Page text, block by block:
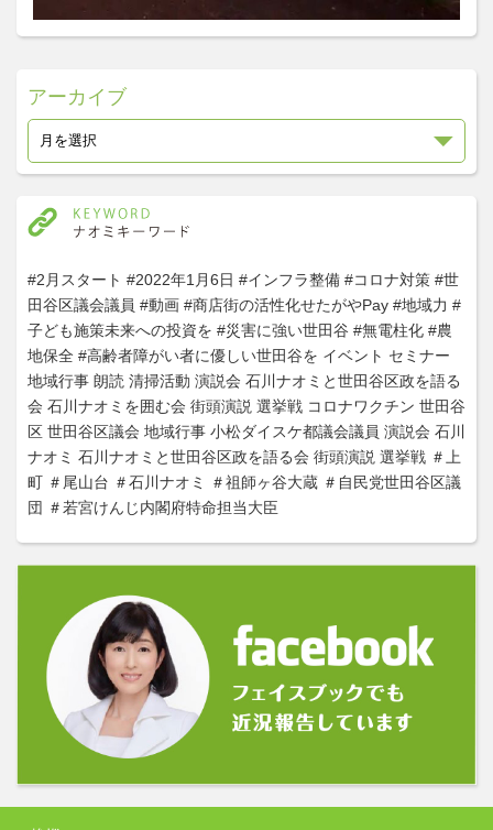
アーカイブ
#2月スタート #2022年1月6日 #インフラ整備 #コロナ対策 #世
田谷区議会議員 #動画 #商店街の活性化せたがやPay #地域力 #
子ども施策未来への投資を #災害に強い世田谷 #無電柱化 #農
地保全 #高齢者障がい者に優しい世田谷を イベント セミナー
地域行事 朗読 清掃活動 演説会 石川ナオミと世田谷区政を語る
会 石川ナオミを囲む会 街頭演説 選挙戦 コロナワクチン 世田谷
区 世田谷区議会 地域行事 小松ダイスケ都議会議員 演説会 石川
ナオミ 石川ナオミと世田谷区政を語る会 街頭演説 選挙戦 ＃上
町 ＃尾山台 ＃石川ナオミ ＃祖師ヶ谷大蔵 ＃自民党世田谷区議
団 ＃若宮けんじ内閣府特命担当大臣